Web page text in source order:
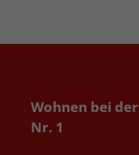
Wohnen bei der
Nr. 1